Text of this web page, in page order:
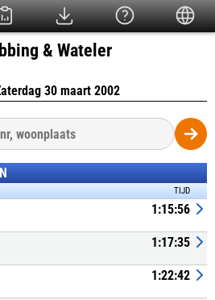
& Wateler
30 maart 2002
TIJD
1:15:56
1:17:35
1:22:42